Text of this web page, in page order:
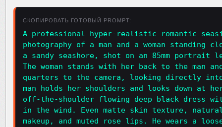
СКОПИРОВАТЬ ГОТОВЫЙ PROMPT:
A professional hyper-realistic romantic
photography of a man and a woman standing
a sandy seashore, shot on an 85mm portrait
The woman stands with her back to the man
quarters to the camera, looking directly
man holds her shoulders and looks down at
off-the-shoulder flowing deep black dress
in the wind. Even matte skin texture, natural
makeup, and muted rose lips. He wears a